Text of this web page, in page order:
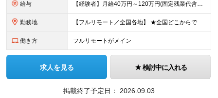
給与 【経験者】月給40万円～120万円(固定残業代含む)+各種手当 ※月給には、みなし残業手当(月30時間／5万8,000円～15万7,000円)を含みます ※上記を超える時間外労働分は追加で支給します
勤務地 【フルリモート／全国各地】 ★全国どこからでも参画可能！フルリモート案件も多数！ ※プロジェクトは100%選択制。あなたの希望を最優先します。 ※フルリモート、ハイブリッド、常駐案件から自由に選択可能
働き方 フルリモートがメイン
求人を見る 検討中に入れる
掲載終了予定日： 2026.09.03